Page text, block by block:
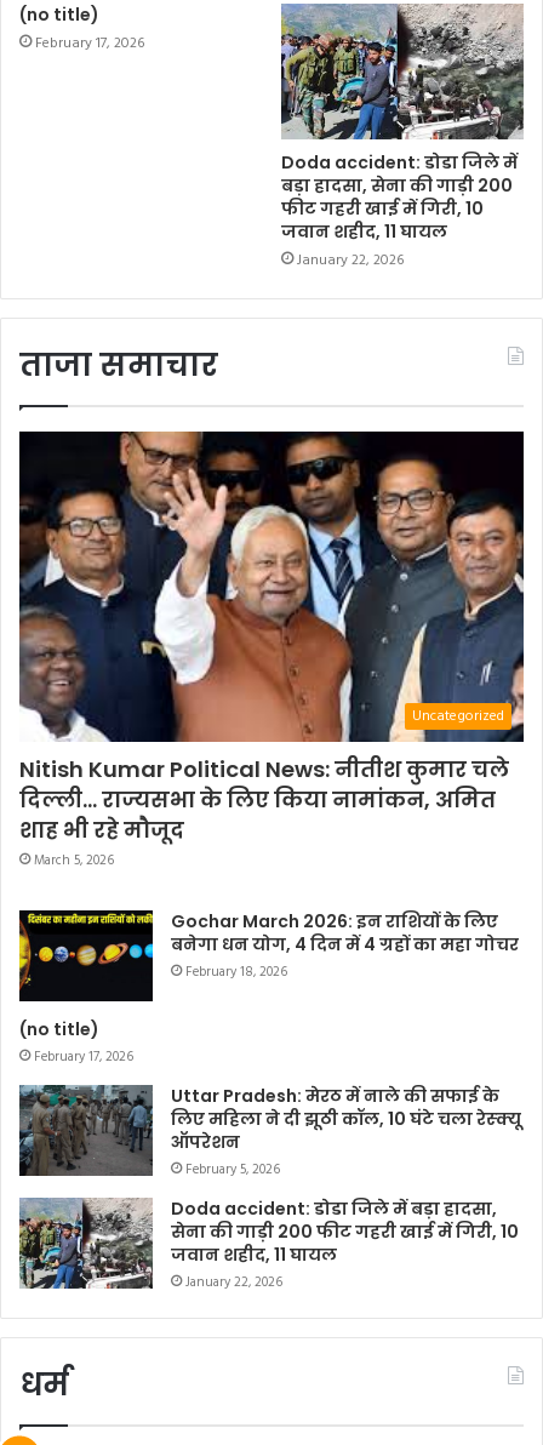
(no title)
February 17, 2026
Doda accident: डोडा जिले में
बड़ा हादसा, सेना की गाड़ी 200
फीट गहरी खाई में गिरी, 10
जवान शहीद, 11 घायल
January 22, 2026
ताजा समाचार
Uncategorized
Nitish Kumar Political News: नीतीश कुमार चले
दिल्ली… राज्यसभा के लिए किया नामांकन, अमित
शाह भी रहे मौजूद
March 5, 2026
Gochar March 2026: इन राशियों के लिए
बनेगा धन योग, 4 दिन में 4 ग्रहों का महा गोचर
February 18, 2026
(no title)
February 17, 2026
Uttar Pradesh: मेरठ में नाले की सफाई के
लिए महिला ने दी झूठी कॉल, 10 घंटे चला रेस्क्यू
ऑपरेशन
February 5, 2026
Doda accident: डोडा जिले में बड़ा हादसा,
सेना की गाड़ी 200 फीट गहरी खाई में गिरी, 10
जवान शहीद, 11 घायल
January 22, 2026
धर्म